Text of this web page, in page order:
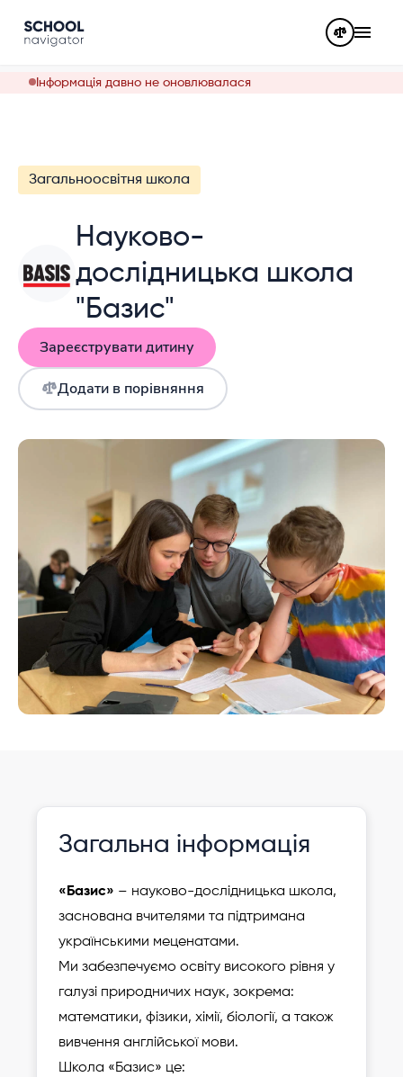
Інформація давно не оновлювалася
Загальноосвітня школа
Науково-
дослідницька школа
"Базис"
Зареєструвати дитину
Додати в порівняння
Зареєструвати
дитину
Загальна інформація
«Базис» – науково-дослідницька школа,
заснована вчителями та підтримана
українськими меценатами.
Ми забезпечуємо освіту високого рівня у
галузі природничих наук, зокрема:
математики, фізики, хімії, біології, а також
вивчення англійської мови.
Школа «Базис» це: